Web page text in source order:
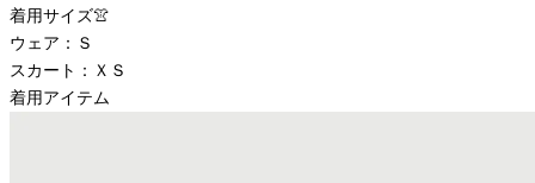
着用サイズ👚
ウェア：Ｓ
スカート：ＸＳ
着用アイテム